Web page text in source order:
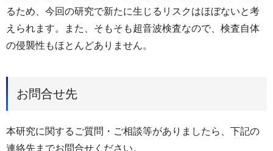
るため、今回の研究で新たに生じるリスクはほぼないと考
えられます。また、そもそも超音波検査なので、検査自体
の侵襲性もほとんどありません。
お問合せ先
本研究に関するご質問・ご相談等がありましたら、下記の
連絡先までお問合せください。